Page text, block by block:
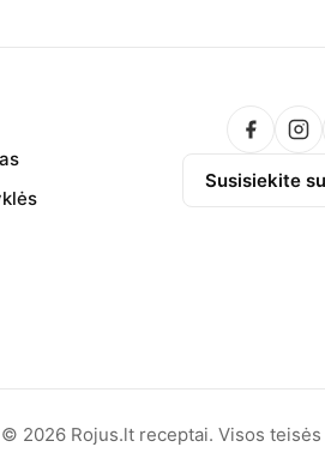
Susisiekite
© 2026 Rojus.lt receptai. Visos teisės